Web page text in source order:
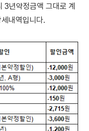
년약정금액 그대로 계
내역입니다.